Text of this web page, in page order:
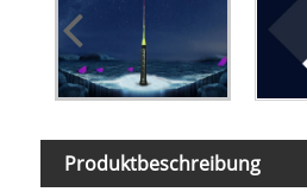
Produktbeschreibung